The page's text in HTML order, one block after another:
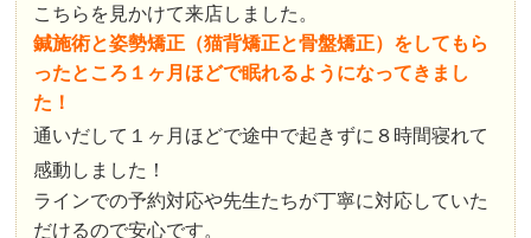
こちらを見かけて来店しました。
鍼施術と姿勢矯正 （猫背矯正と骨盤矯正）をしてもら
ったところ１ヶ月ほどで眠れるようになってきまし
た！
通いだして１ヶ月ほどで途中で起きずに ８時間寝れて
感動しました！
ラインでの予約対応や先生たちが丁寧に対応していた
だけるので安心です。